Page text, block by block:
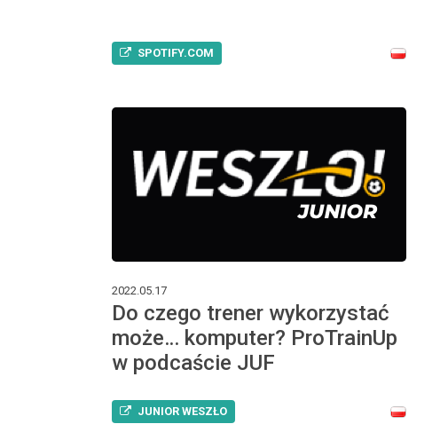
SPOTIFY.COM
2022.05.17
Do czego trener wykorzystać
może… komputer? ProTrainUp
w podcaście JUF
JUNIOR WESZŁO